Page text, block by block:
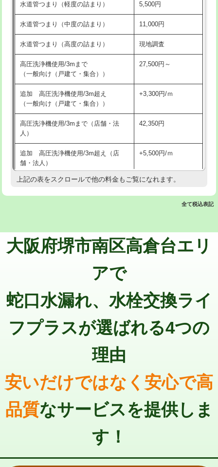
洗面台設置 38,500円
化粧台設置 22,000円
追加人工 16,500円
廃棄・処分 現場見積
※給水管工事は20mmまでの価格です。
交換・取付(排水栓・排水トラップ
22,000円+材料費
持込商品取付（混合水栓）
持込商品取付（浄水器・分岐水栓） 16,500円
業）
排水管工事（追加 排水管工事/3ｍ超
え）
マス交換（土の掘削・埋め戻し作業） 11,000円~
マス交換（深さ50㎝以上） 66,000円
コンクリート斫り（厚さ10㎝超え）
モルタル補修（厚さ10㎝まで） 27,500円
モルタル補修（厚さ10㎝超え）
追加人工 16,500円
水道管つまり（軽度の詰まり） 5,500円
水道管つまり（中度の詰まり） 11,000円
水道管つまり（高度の詰まり） 現地調査
高圧洗浄機使用/3mまで
（一般向け（戸建て・集合））
27,500円～
追加 高圧洗浄機使用/3m超え
（一般向け（戸建て・集合））
+3,300円/ｍ
高圧洗浄機使用/3mまで（店舗・法
人）
42,350円
追加 高圧洗浄機使用/3m超え（店
舗・法人）
+5,500円/ｍ
高度高圧洗浄換 現地調査
追加トーラー機使用/3m超え +3,300円
止水・漏水調査・防水処理・清掃・修
11,000円
止水・漏水調査・防水処理・清掃・修
22,000円
止水・漏水調査・防水処理・清掃・修
その他部品の脱着 8,800円～
交換・取付（タンク） 22,000円+材料費
交換・取付(単水栓（壁付・デッキ
上記の表をスクロールで他の料金もご覧になれます。
全て税込表記
大阪府堺市南区高倉台エリ
アで
蛇口水漏れ、水栓交換ライ
フプラスが選ばれる4つの
理由
安いだけではなく安心で高
品質なサービスを提供しま
す！